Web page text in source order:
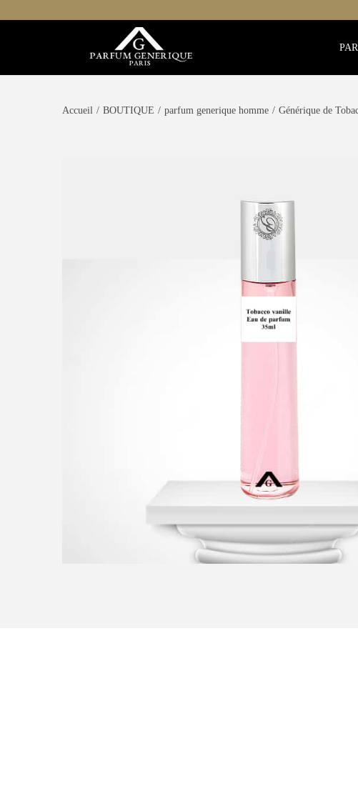
Accueil / BOUTIQUE / parfum generique homme / Générique de